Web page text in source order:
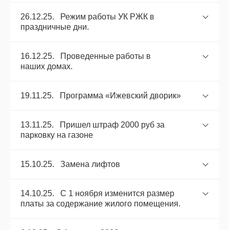
26.12.25. Режим работы УК РЖК в
праздничные дни.
16.12.25. Проведенные работы в
наших домах.
19.11.25. Программа «Ижевский дворик»
13.11.25. Пришел штраф 2000 руб за
парковку на газоне
15.10.25. Замена лифтов
14.10.25. С 1 ноября изменится размер
платы за содержание жилого помещения.